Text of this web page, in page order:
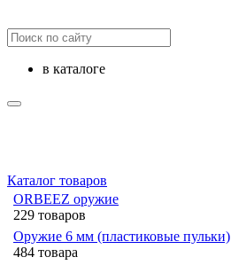
в каталоге
Каталог товаров
ORBEEZ оружие
229 товаров
Оружие 6 мм (пластиковые пульки)
484 товара